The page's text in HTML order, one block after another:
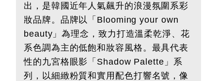
出，是韓國近年人氣飆升的浪漫氛圍系彩
妝品牌。品牌以「Blooming your own
beauty」為理念，致力打造溫柔乾淨、花
系色調為主的低飽和妝容風格。最具代表
性的九宮格眼影「Shadow Palette」系
列，以細緻粉質和實用配色打響名號，像